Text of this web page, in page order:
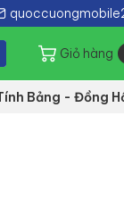
Giỏ hàng
Bảng - Đồng